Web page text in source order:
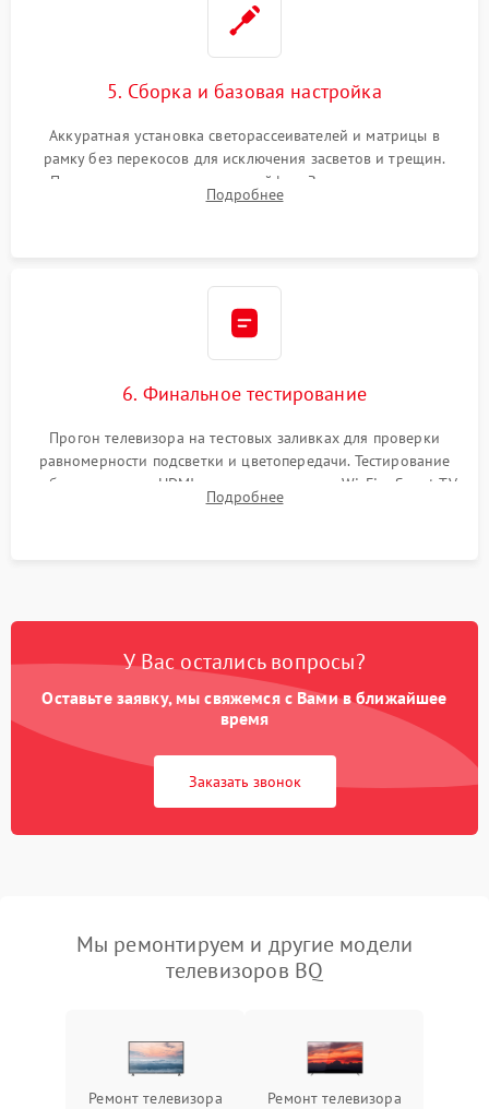
5. Сборка и базовая настройка
Аккуратная установка светорассеивателей и матрицы в
рамку без перекосов для исключения засветов и трещин.
Подключение внутренних шлейфов. Закрытие корпуса.
Сброс настроек и обновление программного обеспечения.
Подробнее
6. Финальное тестирование
Прогон телевизора на тестовых заливках для проверки
равномерности подсветки и цветопередачи. Тестирование
работы разъемов HDMI, динамиков, модуля Wi-Fi и Smart TV
в рабочем режиме в течение нескольких часов.
Подробнее
У Вас остались вопросы?
Оставьте заявку, мы свяжемся с Вами в ближайшее
время
Заказать звонок
Мы ремонтируем и другие модели
телевизоров BQ
Ремонт телевизора
Ремонт телевизора